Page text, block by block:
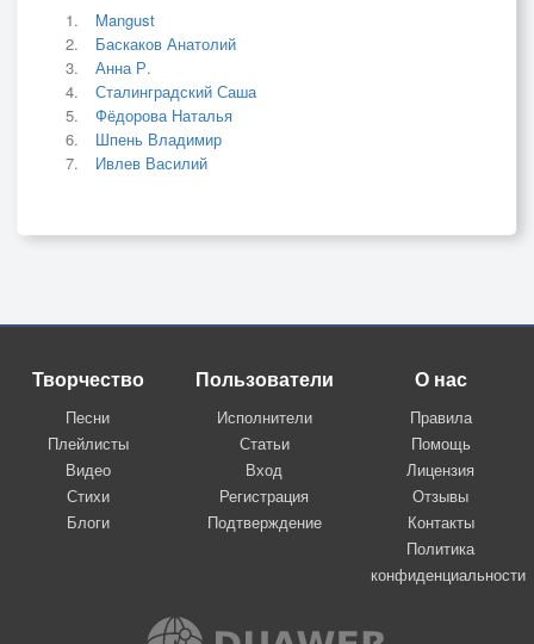
Mangust
Баскаков Анатолий
Анна Р.
Сталинградский Саша
Фёдорова Наталья
Шпень Владимир
Ивлев Василий
Творчество
Песни
Плейлисты
Видео
Стихи
Блоги
Пользователи
Исполнители
Статьи
Вход
Регистрация
Подтверждение
О нас
Правила
Помощь
Лицензия
Отзывы
Контакты
Политика
конфиденциальности